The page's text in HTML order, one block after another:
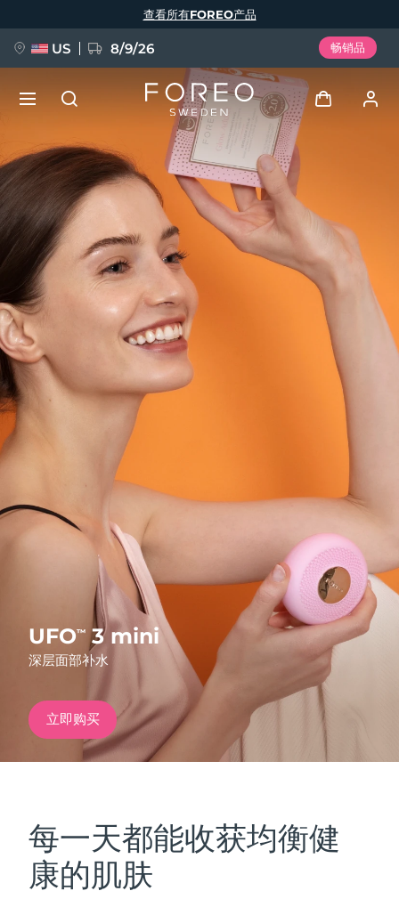
UFO™ 3 mini
深层面部补水
立即购买
每一天都能收获均衡健
康的肌肤
查看所有FOREO产品
US 8/9/26 畅销品
用户信息
我的设备
我的订单
我的地址
我的订阅
新品
FAQ™ Pure Beauty-Tech Elixir
BREAKING NEWS
issa™ Teeth Whitening Set
FAQ™ Dual LED Panel
热门产品
特别优惠 畅销产品
红光疗法
语言
English Deutsch
Español
Français
Italiano
Português
Polski
Svenska
Türkçe
简体中文
发货国家
预计送达日期8/8/26
预计送达日期8/8/26
预计送达日期8/11/26
预计送达日期8/8/26
德国 预计送达日期
加拿大 预计送达日期
奥地利 预计送达日期8/8/26
巴林